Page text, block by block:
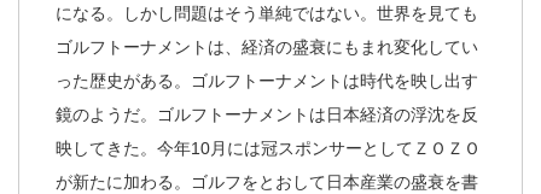
になる。しかし問題はそう単純ではない。世界を見ても
ゴルフトーナメントは、経済の盛衰にもまれ変化してい
った歴史がある。ゴルフトーナメントは時代を映し出す
鏡のようだ。ゴルフトーナメントは日本経済の浮沈を反
映してきた。今年10月には冠スポンサーとしてＺＯＺＯ
が新たに加わる。ゴルフをとおして日本産業の盛衰を書